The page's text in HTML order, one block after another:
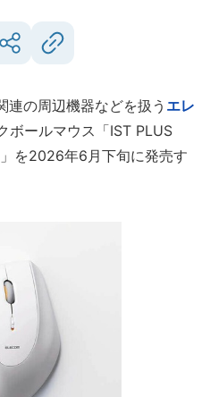
の周辺機器などを扱う エレ
ボールマウス「IST PLUS
を2026年6月下旬に発売す